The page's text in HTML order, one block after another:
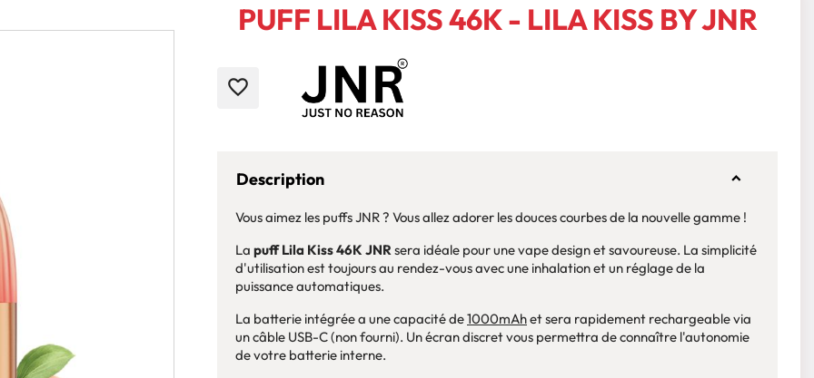
PUFF LILA KISS 46K - LILA KISS BY JNR
favorite_border
Description
Vous aimez les puffs JNR ? Vous allez adorer les douces courbes de la nouvelle gamme !
La puff Lila Kiss 46K JNRsera idéale pour une vape design et savoureuse. La simplicité
d'utilisation est toujours au rendez-vous avec une inhalation et un réglage de la
puissance automatiques.
La batterie intégrée a une capacité de1000mAhet sera rapidement rechargeable via
un câble USB-C (non fourni). Un écran discret vous permettra de connaître l'autonomie
de votre batterie interne.